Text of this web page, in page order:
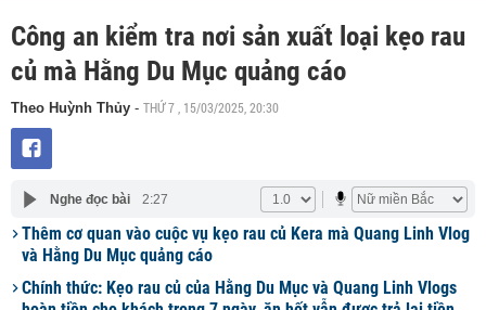
Công an kiểm tra nơi sản xuất loại kẹo rau
củ mà Hằng Du Mục quảng cáo
Theo Huỳnh Thủy - THỨ 7 , 15/03/2025, 20:30
Nghe đọc bài 2:27
Thêm cơ quan vào cuộc vụ kẹo rau củ Kera mà Quang Linh Vlog
và Hằng Du Mục quảng cáo
Chính thức: Kẹo rau củ của Hằng Du Mục và Quang Linh Vlogs